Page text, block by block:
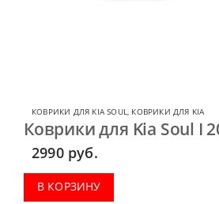
КОВРИКИ ДЛЯ KIA SOUL КОВРИКИ ДЛЯ KIA
Коврики для Kia Soul I
2990 руб.
В КОРЗИНУ